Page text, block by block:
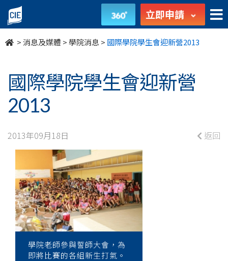
國
際
院
學
生
會
迎
新
營
2013
立即申請
>消息及媒體 >學院消息 > 國際學院學生會迎新營2013
國際學院學生會迎新營
2013
2013年09月18日 返回
學院老師參與誓師大會，為
即將比賽的各組新生打氣。